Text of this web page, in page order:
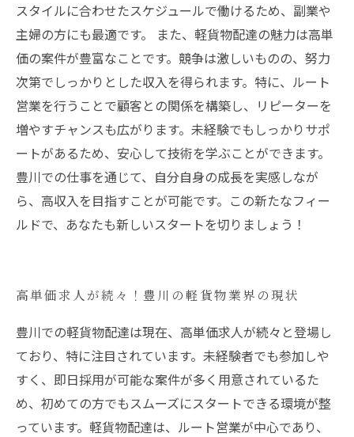
スタイルに合わせたスケジュールで働けるため、副業や
主婦の方にも最適です。 また、軽貨物配達の魅力は高単
価の案件が豊富なことです。競争は激しいものの、努力
次第でしっかりとした収入を得られます。特に、ルート
営業を行うことで顧客との関係を構築し、リピーターを
増やすチャンスも広がります。未経験でもしっかりサポ
ートがあるため、安心して技術を学ぶことができます。
豊川での仕事を通じて、自分自身の成長を実感しなが
ら、高収入を目指すことが可能です。この新たなフィー
ルドで、あなたも新しいスタートを切りましょう！
高単価求人が続々！豊川の軽貨物業界の現状
豊川での軽貨物配達は現在、高単価求人が続々と登場し
ており、特に注目されています。未経験者でも参加しや
すく、即日採用が可能な案件が多く用意されているた
め、初めての方でもスムーズにスタートできる環境が整
っています。軽貨物配達は、ルート営業が中心であり、